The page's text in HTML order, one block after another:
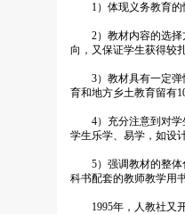
1）体现义务教育的
2）教材内容的选择
向，又保证学生获得较
3）教材具有一定弹
育和地方乡土教育留有
4）充分注意到对学
学生乐学、易学，如设
5）强调教材的整体
科书配套的教师教学用
1995年，人教社又开